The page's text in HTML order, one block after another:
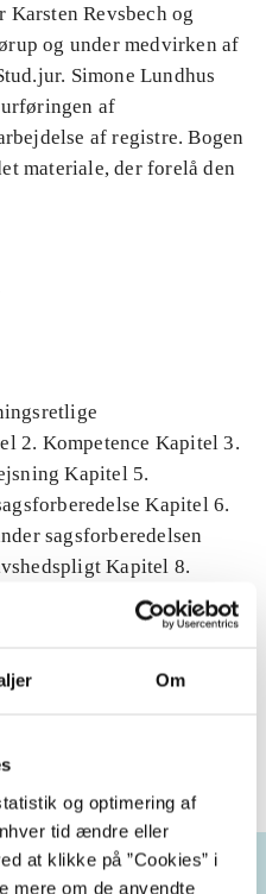
Om
og optimering af
tid ændre eller
at klikke på ”Cookies” i
mere om de anvendte
Karsten Revsbech og
og under medvirken af
Simone Lundhus
af
af registre. Bogen
materiale, der forelå den
2. Kompetence Kapitel 3.
Kapitel 5.
Kapitel 6.
sagsforberedelsen
Kapitel 8.
begrundelse og
og
Love mv. Domsregister